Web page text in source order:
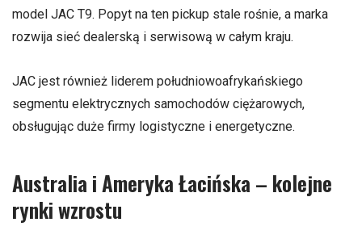
model JAC T9. Popyt na ten pickup stale rośnie, a marka
rozwija sieć dealerską i serwisową w całym kraju.
JAC jest również liderem południowoafrykańskiego
segmentu elektrycznych samochodów ciężarowych,
obsługując duże firmy logistyczne i energetyczne.
Australia i Ameryka Łacińska – kolejne
rynki wzrostu